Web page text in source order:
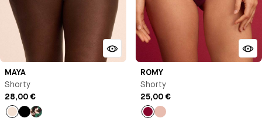
MAYA
Shorty
28,00 €
ROMY
Shorty
25,00 €